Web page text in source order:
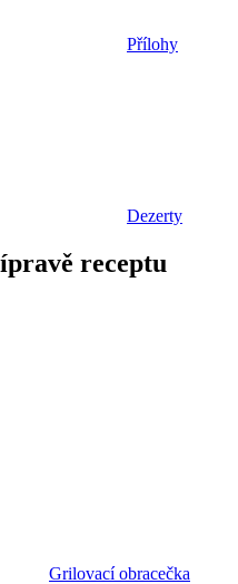
Přílohy
Dezerty
receptu
Grilovací obracečka